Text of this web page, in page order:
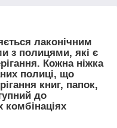
лаконічним
з полицями, які є
Кожна ніжка
полиці, що
книг, папок,
до
комбінаціях